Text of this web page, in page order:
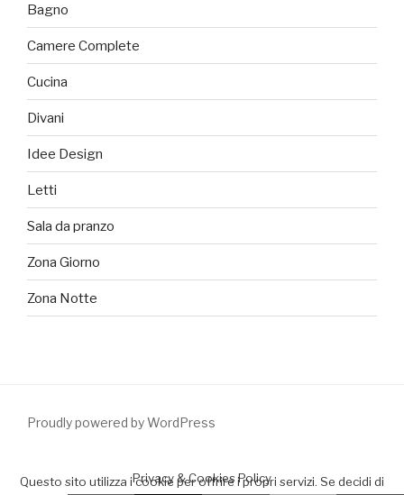
Bagno
Camere Complete
Cucina
Divani
Idee Design
Letti
Sala da pranzo
Zona Giorno
Zona Notte
Proudly powered by WordPress
Questo sito utilizza i cookie per offrire i propri servizi. Se decidi di
Privacy & Cookies Policy